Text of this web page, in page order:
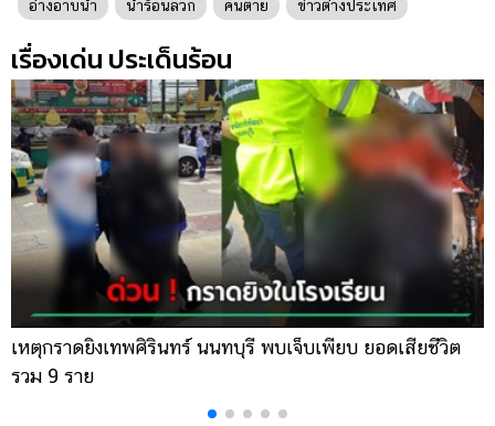
อ่างอาบน้ำ น้ำร้อนลวก คนตาย ข่าวต่างประเทศ
เรื่องเด่น ประเด็นร้อน
เหตุกราดยิงเทพศิรินทร์ นนทบุรี พบเจ็บเพียบ ยอดเสียชีวิต
รวม 9 ราย